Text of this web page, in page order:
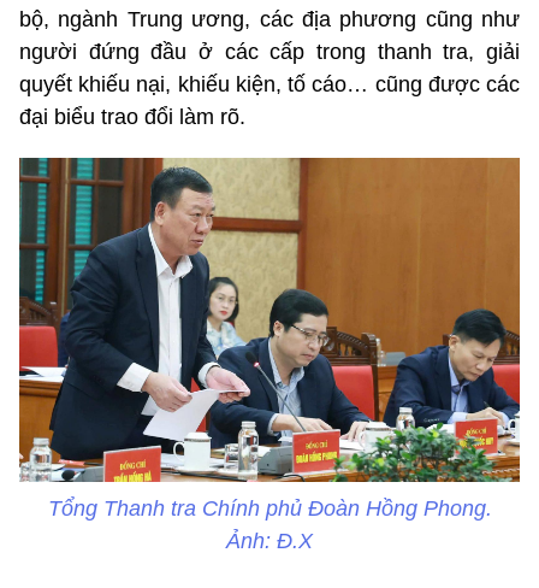
bộ, ngành Trung ương, các địa phương cũng như
người đứng đầu ở các cấp trong thanh tra, giải
quyết khiếu nại, khiếu kiện, tố cáo… cũng được các
đại biểu trao đổi làm rõ.
Tổng Thanh tra Chính phủ Đoàn Hồng Phong.
Ảnh: Đ.X